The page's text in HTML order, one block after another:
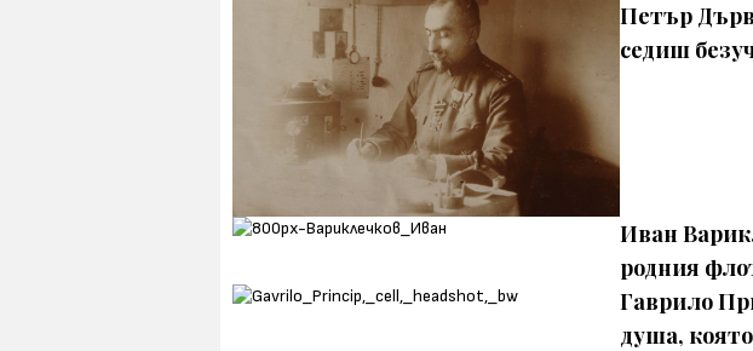
Петър
седиш
Иван
родния
Гаврило
душа,